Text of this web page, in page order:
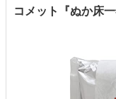
コメット『ぬか床